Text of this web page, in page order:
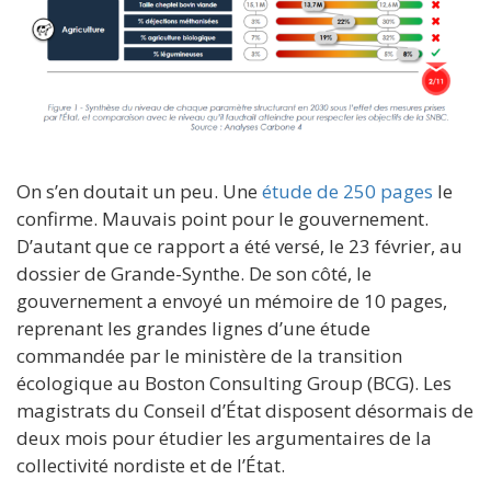
On s’en doutait un peu. Une étude de 250 pages le
confirme. Mauvais point pour le gouvernement.
D’autant que ce rapport a été versé, le 23 février, au
dossier de Grande-Synthe. De son côté, le
gouvernement a envoyé un mémoire de 10 pages,
reprenant les grandes lignes d’une étude
commandée par le ministère de la transition
écologique au Boston Consulting Group (BCG). Les
magistrats du Conseil d’État disposent désormais de
deux mois pour étudier les argumentaires de la
collectivité nordiste et de l’État.